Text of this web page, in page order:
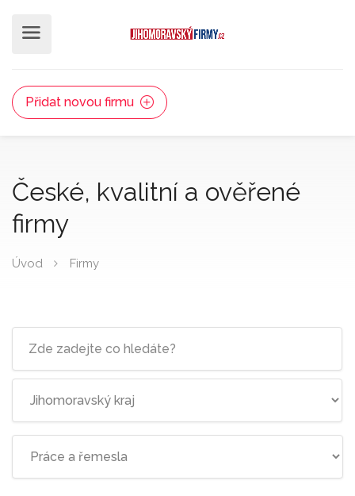
Přidat novou firmu
České, kvalitní a ověřené
firmy
Úvod Firmy